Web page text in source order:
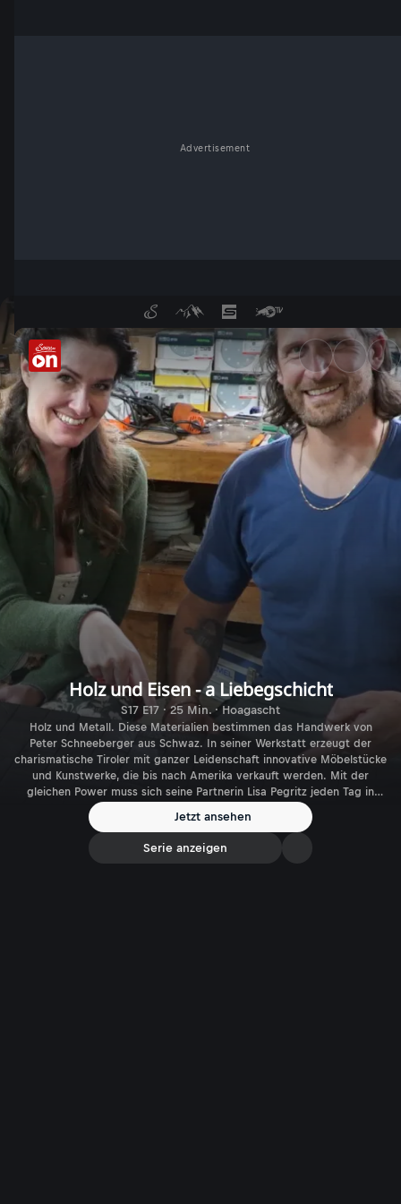
Advertisement
Holz und Eisen - a
Holz und Eisen - a Liebegschicht
S17 E17 · 25 Min. · Hoagascht
Holz und Metall. Diese Materialien bestimmen das Handwerk von
Peter Schneeberger aus Schwaz. In seiner Werkstatt erzeugt der
charismatische Tiroler mit ganzer Leidenschaft innovative Möbelstücke
und Kunstwerke, die bis nach Amerika verkauft werden. Mit der
gleichen Power muss sich seine Partnerin Lisa Pegritz jeden Tag in
einer absoluten Männerdomäne durchsetzen, als Chefin eines
bekannten Eisenwaren-Geschäfts. Eine leidenschaftliche
Liebesgeschichte zweier starker Typen zwischen Holz und Eisen.
Jetzt ansehen
Serie anzeigen